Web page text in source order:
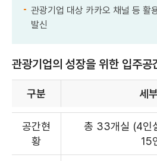
관광기업 대상 카카오 채널 등 활
발신
관광기업의 성장을 위한 입주공
입주공간
구분 세
공간현
황
총 33개실 (4인
15